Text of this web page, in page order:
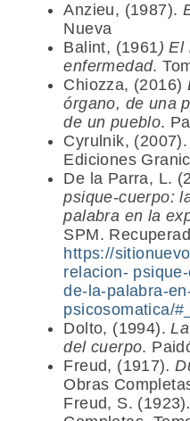
Anzieu, (1987).
Nueva
Balint, (1961) El
enfermedad.
Chiozza, (2016)
órgano, de una
de un pueblo.
Cyrulnik, (2007).
Ediciones
De la Parra, L.
psique-cuerpo:
palabra en la
SPM.
https://
relacion-
de-la-palabra-
psicosomatica/
Dolto, (1994).
del cuerpo.
Freud, (1917).
Obras
Freud, S. (1923)